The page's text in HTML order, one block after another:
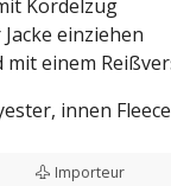
Kordelzug
einziehen
mit einem
innen
Importeur